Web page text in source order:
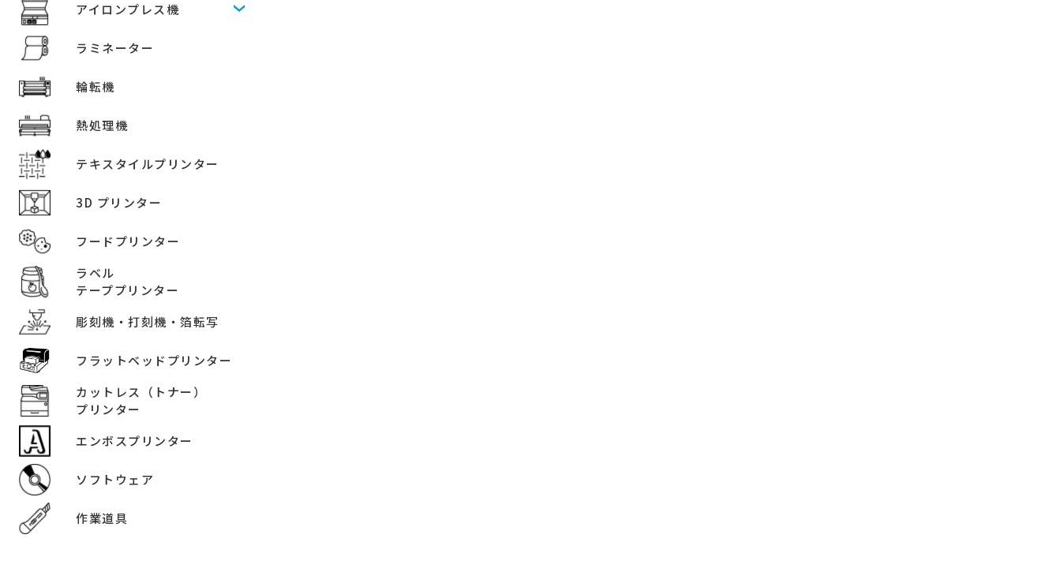
アイロンプレス機
ラミネーター
輪転機
熱処理機
テキスタイルプリンター
3D プリンター
フードプリンター
ラベル
テーププリンター
彫刻機・打刻機・箔転写
フラットベッドプリンター
カットレス（トナー）
プリンター
エンボスプリンター
ソフトウェア
作業道具